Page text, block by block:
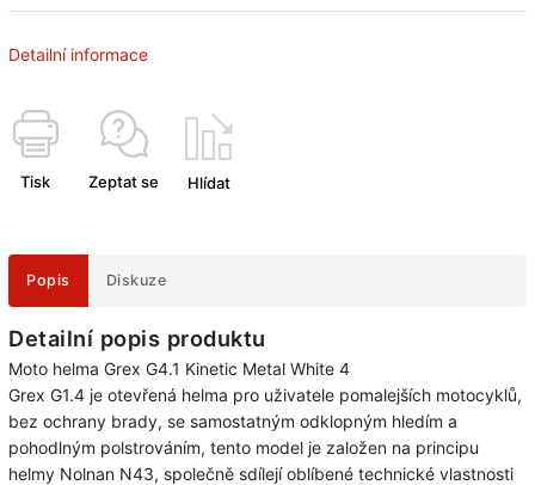
Detailní informace
Tisk Zeptat se Hlídat
Popis Diskuze
Detailní popis produktu
Moto helma Grex G4.1 Kinetic Metal White 4
Grex G1.4 je otevřená helma pro uživatele pomalejších motocyklů,
bez ochrany brady, se samostatným odklopným hledím a
pohodlným polstrováním, tento model je založen na principu
helmy Nolnan N43, společně sdílejí oblíbené technické vlastnosti